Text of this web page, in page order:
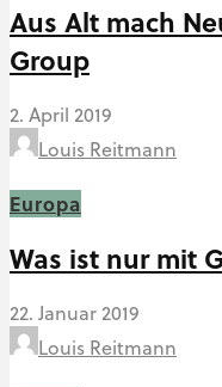
Aus Alt mach
Group
2. April 2019
Louis Reitmann
Europa
Was ist nur mit
22. Januar 2019
Louis Reitmann